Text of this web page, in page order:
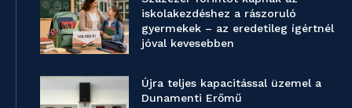
iskolakezdéshez a rászoruló
gyermekek – az eredetileg ígértnél
jóval kevesebben
Újra teljes kapacitással üzemel a
Dunamenti Erőmű